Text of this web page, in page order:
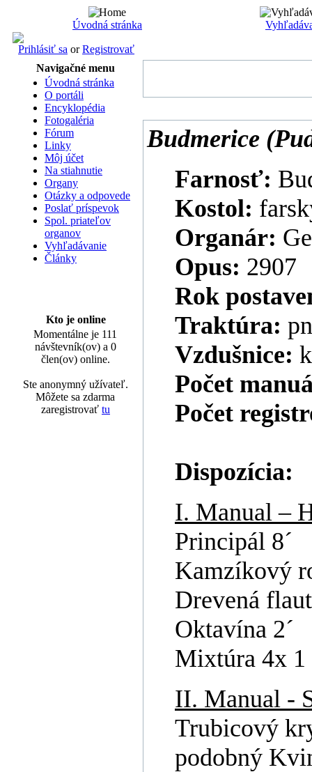
Úvodná stránka
Prihlásiť sa orRegistrovať
Navigačné menu
Úvodná stránka
O portáli
Encyklopédia
Fotogaléria
Fórum
Linky
Môj účet
Na stiahnutie
Organy
Otázky a odpovede
Poslať príspevok
Spol. priateľov
organov
Vyhľadávanie
Články
Kto je online
Momentálne je 111
návštevník(ov) a 0
člen(ov) online.
Ste anonymný užívateľ.
Môžete sa zdarma
zaregistrovať tu
Budmerice
Farnosť:
Kostol:
Organár:
Opus: 2907
Rok
Traktúra:
Vzdušnice:
Počet
Počet
Dispozícia:
I. Manual –
Principál 8´
Kamzíkový
Drevená
Oktavína 2´
Mixtúra 4x 1
II. Manual -
Trubicový
podobný